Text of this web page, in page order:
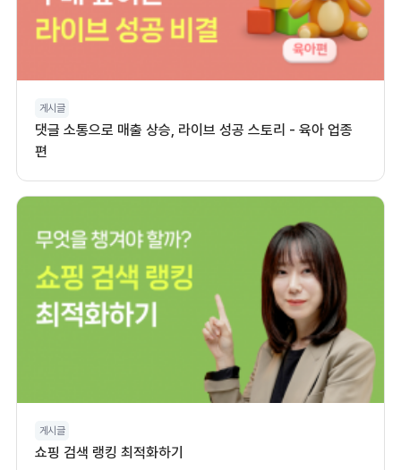
게시글
댓글 소통으로 매출 상승, 라이브 성공 스토리 - 육아 업종
편
게시글
쇼핑 검색 랭킹 최적화하기